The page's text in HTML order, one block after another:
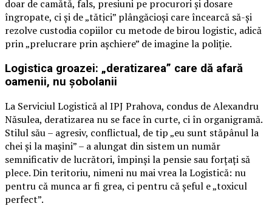
doar de camătă, fals, presiuni pe procurori și dosare
îngropate, ci și de „tătici” plângăcioși care încearcă să-și
rezolve custodia copiilor cu metode de birou logistic, adică
prin „prelucrare prin așchiere” de imagine la poliție.
Logistica groazei: „deratizarea” care dă afară
oamenii, nu șobolanii
La Serviciul Logistică al IPJ Prahova, condus de Alexandru
Năsulea, deratizarea nu se face în curte, ci în organigramă.
Stilul său – agresiv, conflictual, de tip „eu sunt stăpânul la
chei și la mașini” – a alungat din sistem un număr
semnificativ de lucrători, împinși la pensie sau forțați să
plece. Din teritoriu, nimeni nu mai vrea la Logistică: nu
pentru că munca ar fi grea, ci pentru că șeful e „toxicul
perfect”.